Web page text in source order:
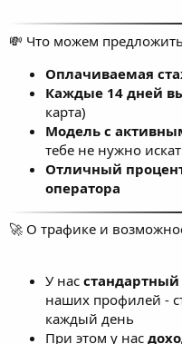
Оплачиваемая
Каждые 14 дней
карта)
Модель с
тебе не нужно
Отличный
оператора
У насстандартный
наших профилей -
каждый день